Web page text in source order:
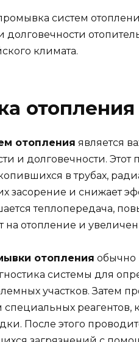
систем
климата.
отопления является
и долговечности.
в трубах,
засорение и снижает
теплопередача,
на отопление и
отопления обычно
системы для
участков. Затем
специальных
После этого